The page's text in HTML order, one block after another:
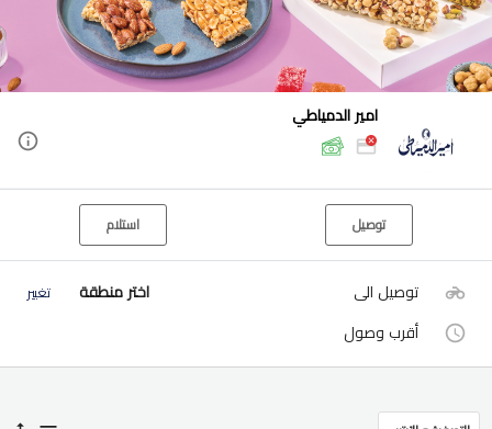
امير الدمياطي
توصيل استلام
توصيل الى اختر منطقة تغيير
أقرب وصول